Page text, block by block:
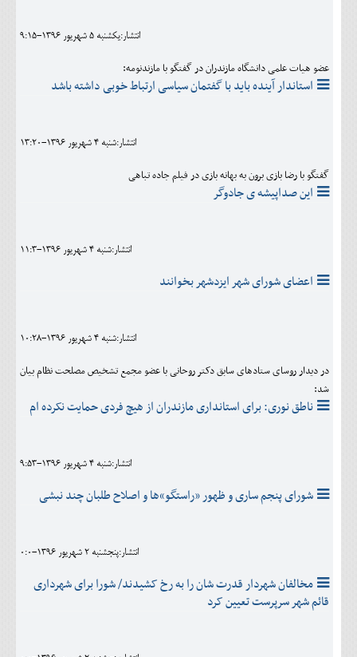
انتشار:يکشنبه 5 شهريور 1396-9:15
عضو هیات علمی دانشگاه مازندران در گفتگو با مازندنومه:
استاندار آینده باید با گفتمان سیاسی ارتباط خوبی داشته باشد
انتشار:شنبه 4 شهريور 1396-13:20
گفتگو با رضا بازی برون به بهانه بازی در فیلم جاده تباهی
این صداپیشه ی جادوگر
انتشار:شنبه 4 شهريور 1396-11:3
اعضای شورای شهر ایزدشهر بخوانند
انتشار:شنبه 4 شهريور 1396-10:28
در دیدار روسای ستادهای سابق دکتر روحانی با عضو مجمع تشخیص مصلحت نظام بیان
شد:
ناطق نوری: برای استانداری مازندران از هیچ فردی حمایت نکرده ام
انتشار:شنبه 4 شهريور 1396-9:53
شورای پنجم ساری و ظهور «راستگو»ها و اصلاح طلبان چند نبشی
انتشار:پنجشنبه 2 شهريور 1396-0:0
مخالفان شهردار قدرت شان را به رخ کشیدند/ شورا برای شهرداری
قائم شهر سرپرست تعیین کرد